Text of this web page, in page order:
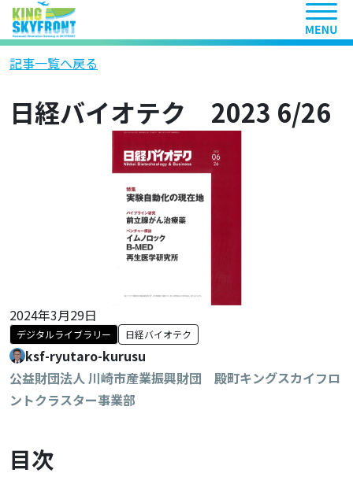
ヘッ
記事一覧へ戻る
日経バイオテク 2023 6/26
2024年3月29日
デジタルライブラリー 日経バイオテク
ksf-ryutaro-kurusu
公益財団法人 川崎市産業振興財団 殿町キングスカイフロ
ントクラスター事業部
目次